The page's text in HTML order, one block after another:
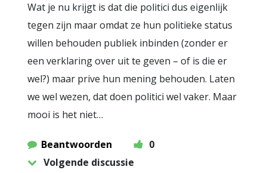
Wat je nu krijgt is dat die politici dus eigenlijk
tegen zijn maar omdat ze hun politieke status
willen behouden publiek inbinden (zonder er
een verklaring over uit te geven – of is die er
wel?) maar prive hun mening behouden. Laten
we wel wezen, dat doen politici wel vaker. Maar
mooi is het niet…
Beantwoorden
0
Volgende discussie